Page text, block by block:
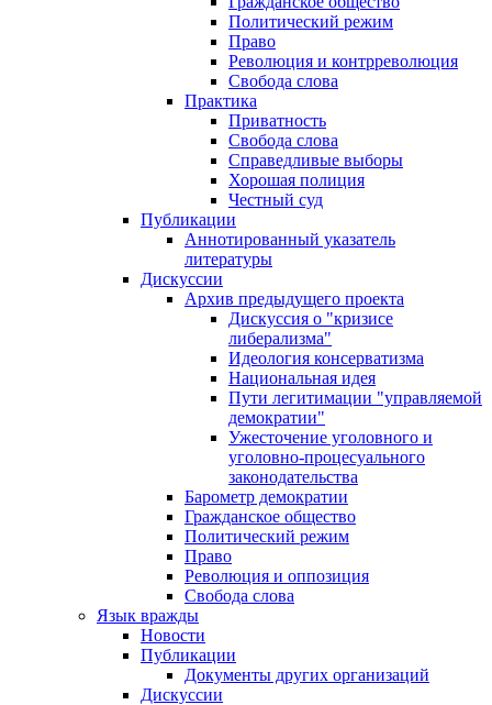
Политический режим
Право
Революция и контрреволюция
Свобода слова
Практика
Приватность
Свобода слова
Справедливые выборы
Хорошая полиция
Честный суд
Публикации
Аннотированный указатель
литературы
Дискуссии
Архив предыдущего проекта
Дискуссия о "кризисе
либерализма"
Идеология консерватизма
Национальная идея
Пути легитимации "управляемой
демократии"
Ужесточение уголовного и
уголовно-процесуального
законодательства
Барометр демократии
Гражданское общество
Политический режим
Право
Революция и оппозиция
Свобода слова
Язык вражды
Новости
Публикации
Документы других организаций
Дискуссии